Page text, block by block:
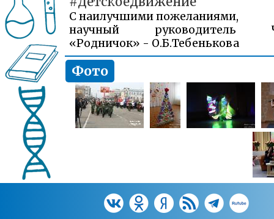
С наилучшими пожеланиями,
научный руководитель
«Родничок» - О.Б.Тебенькова
Фото